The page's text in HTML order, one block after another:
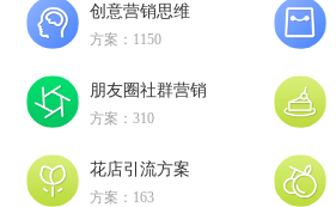
创意营销思维
方案：1150
朋友圈社群营销
方案：310
花店引流方案
方案：163